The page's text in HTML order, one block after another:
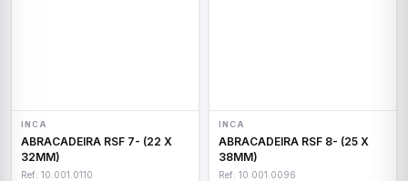
INCA
ABRACADEIRA RSF 7- (22 X
32MM)
Ref: 10.001.0110
INCA
ABRACADEIRA RSF 8- (25 X
38MM)
Ref: 10.001.0096